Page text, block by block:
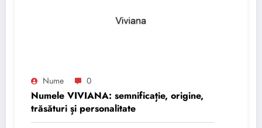
Nume 0
Numele VIVIANA: semnificație, origine,
trăsături și personalitate